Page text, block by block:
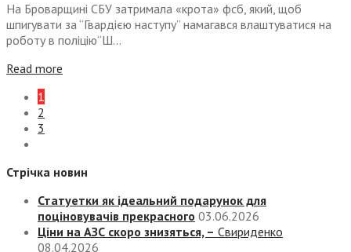
На Броварщині СБУ затримала «крота» фсб, який, щоб
шпигувати за “Гвардією наступу” намагався влаштуватися на
роботу в поліцію“Ш...
Read more
1
2
3
Стрічка новин
Статуетки як ідеальний подарунок для
поціновувачів прекрасного 03.06.2026
Ціни на АЗС скоро знизяться, – Свириденко
08.04.2026